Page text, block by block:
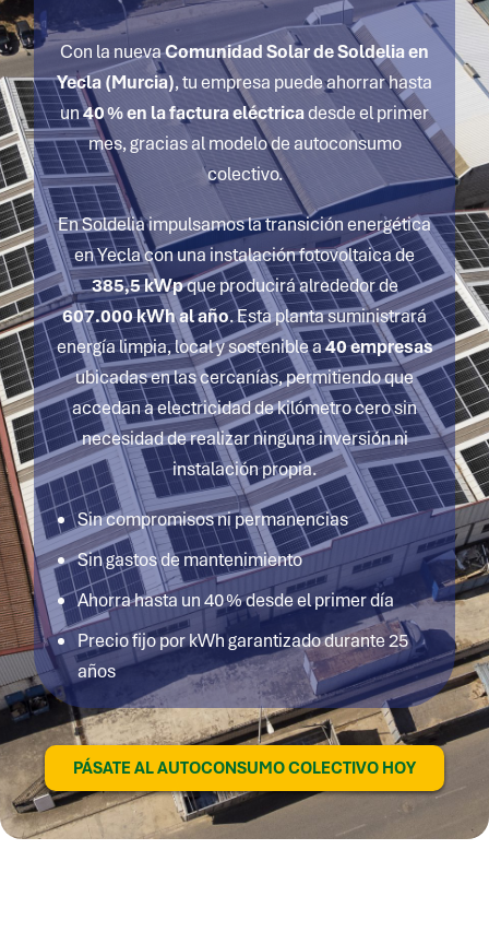
Con la nuevaComunidad Solar de Soldelia en
Yecla(Murcia), tu empresa puede ahorrar hasta
un40 % en la factura eléctricadesde el primer
mes, gracias al modelo de autoconsumo
colectivo.
En Soldelia impulsamos la transición energética
enYeclacon una instalación fotovoltaica de
385,5kWpque producirá alrededor de
607.000 kWh al año. Esta planta suministrará
energía limpia, local y sostenible a40 empresas
ubicadas en las cercanías, permitiendo que
accedan a electricidad de kilómetro cero sin
necesidad de realizar ninguna inversión ni
instalación propia.
Sin compromisos ni permanencias
Sin gastos de mantenimiento
Ahorra hasta un 40 % desde el primer día
Precio fijo por kWh garantizado durante 25
años
PÁSATE AL AUTOCONSUMO COLECTIVO HOY